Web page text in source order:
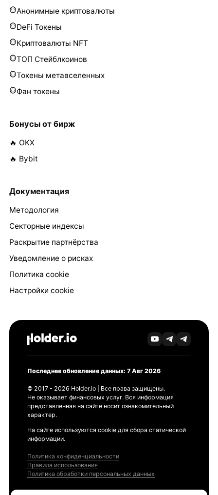
Анонимные криптовалюты
DeFi Токены
Криптовалюты NFT
ТОП Стейблкоинов
Токены метавселенных
Фан токены
Бонусы от бирж
🔥 OKX
🔥 Bybit
Документация
Методология
Секторные индексы
Раскрытие партнёрства
Уведомление о рисках
Политика cookie
Настройки cookie
Последнее обновление данных: 7 Авг 2026
© 2017 - 2026 Holder.io | Все права защищены.
Не оказывает финансовых услуг. Вся информация
представленная на сайте носит ознакомительный
характер.
На сайте используются cookie для сбора статической
информации.
Политика конфиденциальности
Правила использования
Политика обработки персональных данных